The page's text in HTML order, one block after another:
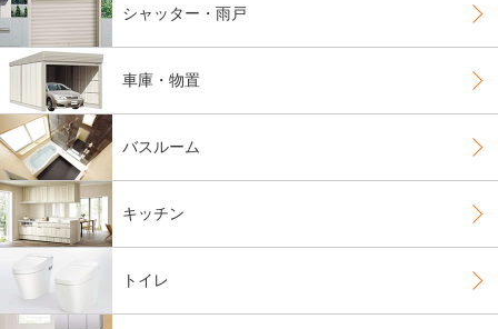
シャッター・雨戸
車庫・物置
バスルーム
キッチン
トイレ